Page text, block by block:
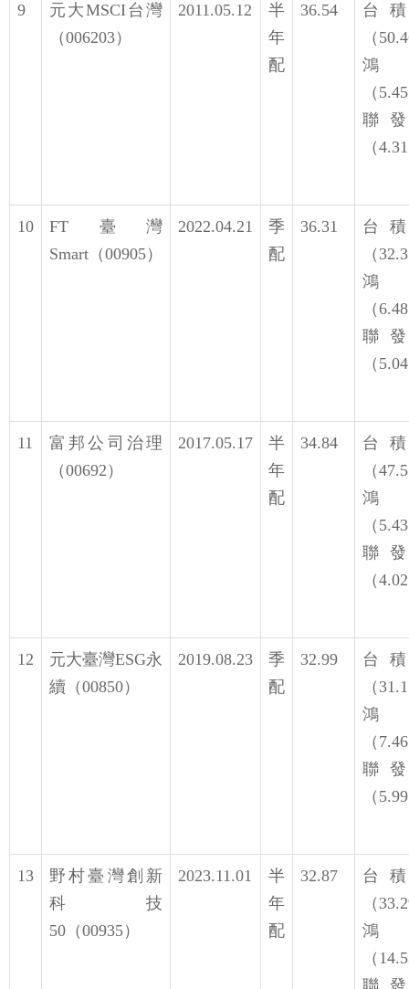
9
元大MSCI台灣
（006203）
2011.05.12
半
年
配
36.54
台
（
鴻
（
聯
（
10
FT臺灣
Smart（00905）
2022.04.21
季
配
36.31
台
（
鴻
（
聯
（
11
富邦公司治理
（00692）
2017.05.17
半
年
配
34.84
台
（
鴻
（
聯
（
12
元大臺灣ESG永
續（00850）
2019.08.23
季
配
32.99
台
（
鴻
（
聯
（
13
野村臺灣創新
科技
50（00935）
2023.11.01
半
年
配
32.87
台
（
鴻
（
聯